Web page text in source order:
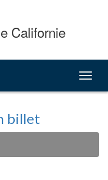
Californie
billet